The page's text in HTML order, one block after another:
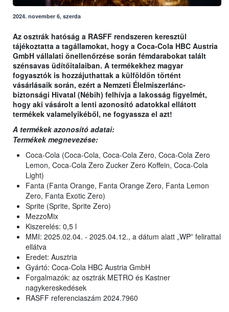
2024. november 6, szerda
Az osztrák hatóság a RASFF rendszeren keresztül
tájékoztatta a tagállamokat, hogy a Coca-Cola HBC Austria
GmbH vállalati önellenőrzése során fémdarabokat talált
szénsavas üdítőitalaiban. A termékekhez magyar
fogyasztók is hozzájuthattak a külföldön történt
vásárlásaik során, ezért a Nemzeti Élelmiszerlánc-
biztonsági Hivatal (Nébih) felhívja a lakosság figyelmét,
hogy aki vásárolt a lenti azonosító adatokkal ellátott
termékek valamelyikéből, ne fogyassza el azt!
A termékek azonosító adatai:
Termékek megnevezése:
Coca-Cola (Coca-Cola, Coca-Cola Zero, Coca-Cola Zero
Lemon, Coca-Cola Zero Zucker Zero Koffein, Coca-Cola
Light)
Fanta (Fanta Orange, Fanta Orange Zero, Fanta Lemon
Zero, Fanta Exotic Zero)
Sprite (Sprite, Sprite Zero)
MezzoMix
Kiszerelés: 0,5 l
MMI: 2025.02.04. - 2025.04.12., a dátum alatt „WP” felirattal
ellátva
Eredet: Ausztria
Gyártó: Coca-Cola HBC Austria GmbH
Forgalmazók: az osztrák METRO és Kastner
nagykereskedések
RASFF referenciaszám 2024.7960